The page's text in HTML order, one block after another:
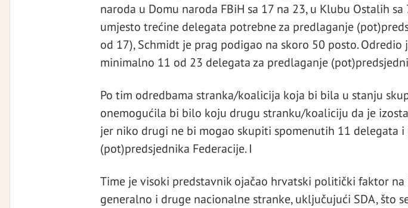
naroda u Domu naroda FBiH sa 17 na 23, u Klubu Ostalih sa
umjesto trećine delegata potrebne za predlaganje
od 17), Schmidt je prag podigao na skoro 50 posto. Odredio
minimalno 11 od 23 delegata za predlaganje
Po tim odredbama stranka/koalicija koja bi bila u stanju
onemogućila bi bilo koju drugu stranku/koaliciju da je
jer niko drugi ne bi mogao skupiti spomenutih 11 delegata
(pot)predsjednika Federacije. I
Time je visoki predstavnik ojačao hrvatski politički faktor na
generalno i druge nacionalne stranke, uključujući SDA, što